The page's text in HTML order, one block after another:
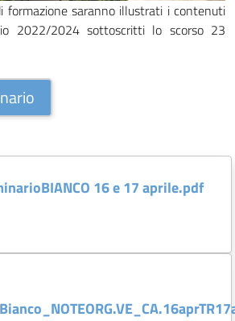
formazione saranno illustrati i contenuti
2022/2024 sottoscritti lo scorso 23
16 e 17 aprile.pdf